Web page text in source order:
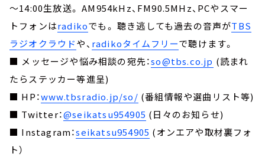
～14:00生放送。 AM954kHz、FM90.5MHz、PCやスマー
トフォンはradikoでも。 聴き逃しても過去の音声がTBS
ラジオクラウドや、 radikoタイムフリーで聴けます。
■ メッセージや悩み相談の宛先：so@tbs.co.jp (読まれ
たらステッカー等進呈)
■ HP：www.tbsradio.jp/so/ (番組情報や選曲リスト等)
■ Twitter：@seikatsu954905 (日々のお知らせ)
■ Instagram：seikatsu954905 (オンエアや取材裏フォ
ト）